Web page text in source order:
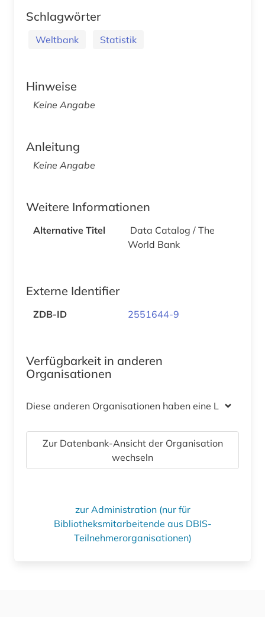
Schlagwörter
Weltbank Statistik
Hinweise
Keine Angabe
Anleitung
Keine Angabe
Weitere Informationen
Alternative Titel
Data Catalog / The
World Bank
Externe Identifier
ZDB-ID 2551644-9
Verfügbarkeit in anderen
Organisationen
Diese anderen Organisationen haben eine Lizenz
Zur Datenbank-Ansicht der Organisation
wechseln
zur Administration (nur für
Bibliotheksmitarbeitende aus DBIS-
Teilnehmerorganisationen)